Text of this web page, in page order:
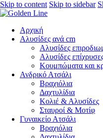
Skip to content Skip to sidebar
Αρχική
Αλυσίδες ανά cm
Αλυσίδες
Αλυσίδες
Κουμπώματα και
Ανδρικό Ατσάλι
Βραχιόλια
Δαχτυλίδια
Κολιέ & Αλυσίδες
Σταυροί & Μοτίφ
Γυναικείο Ατσάλι
Βραχιόλια